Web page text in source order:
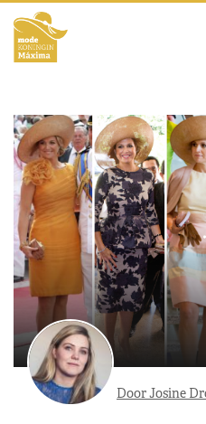
Door Josine